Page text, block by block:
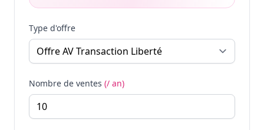
Type d'offre
Nombre de ventes (/ an)